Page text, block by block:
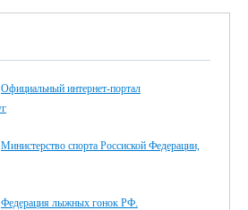
Официальный интернет-портал
Министерство спорта Россиской Федерации,
Федерация лыжных гонок РФ.